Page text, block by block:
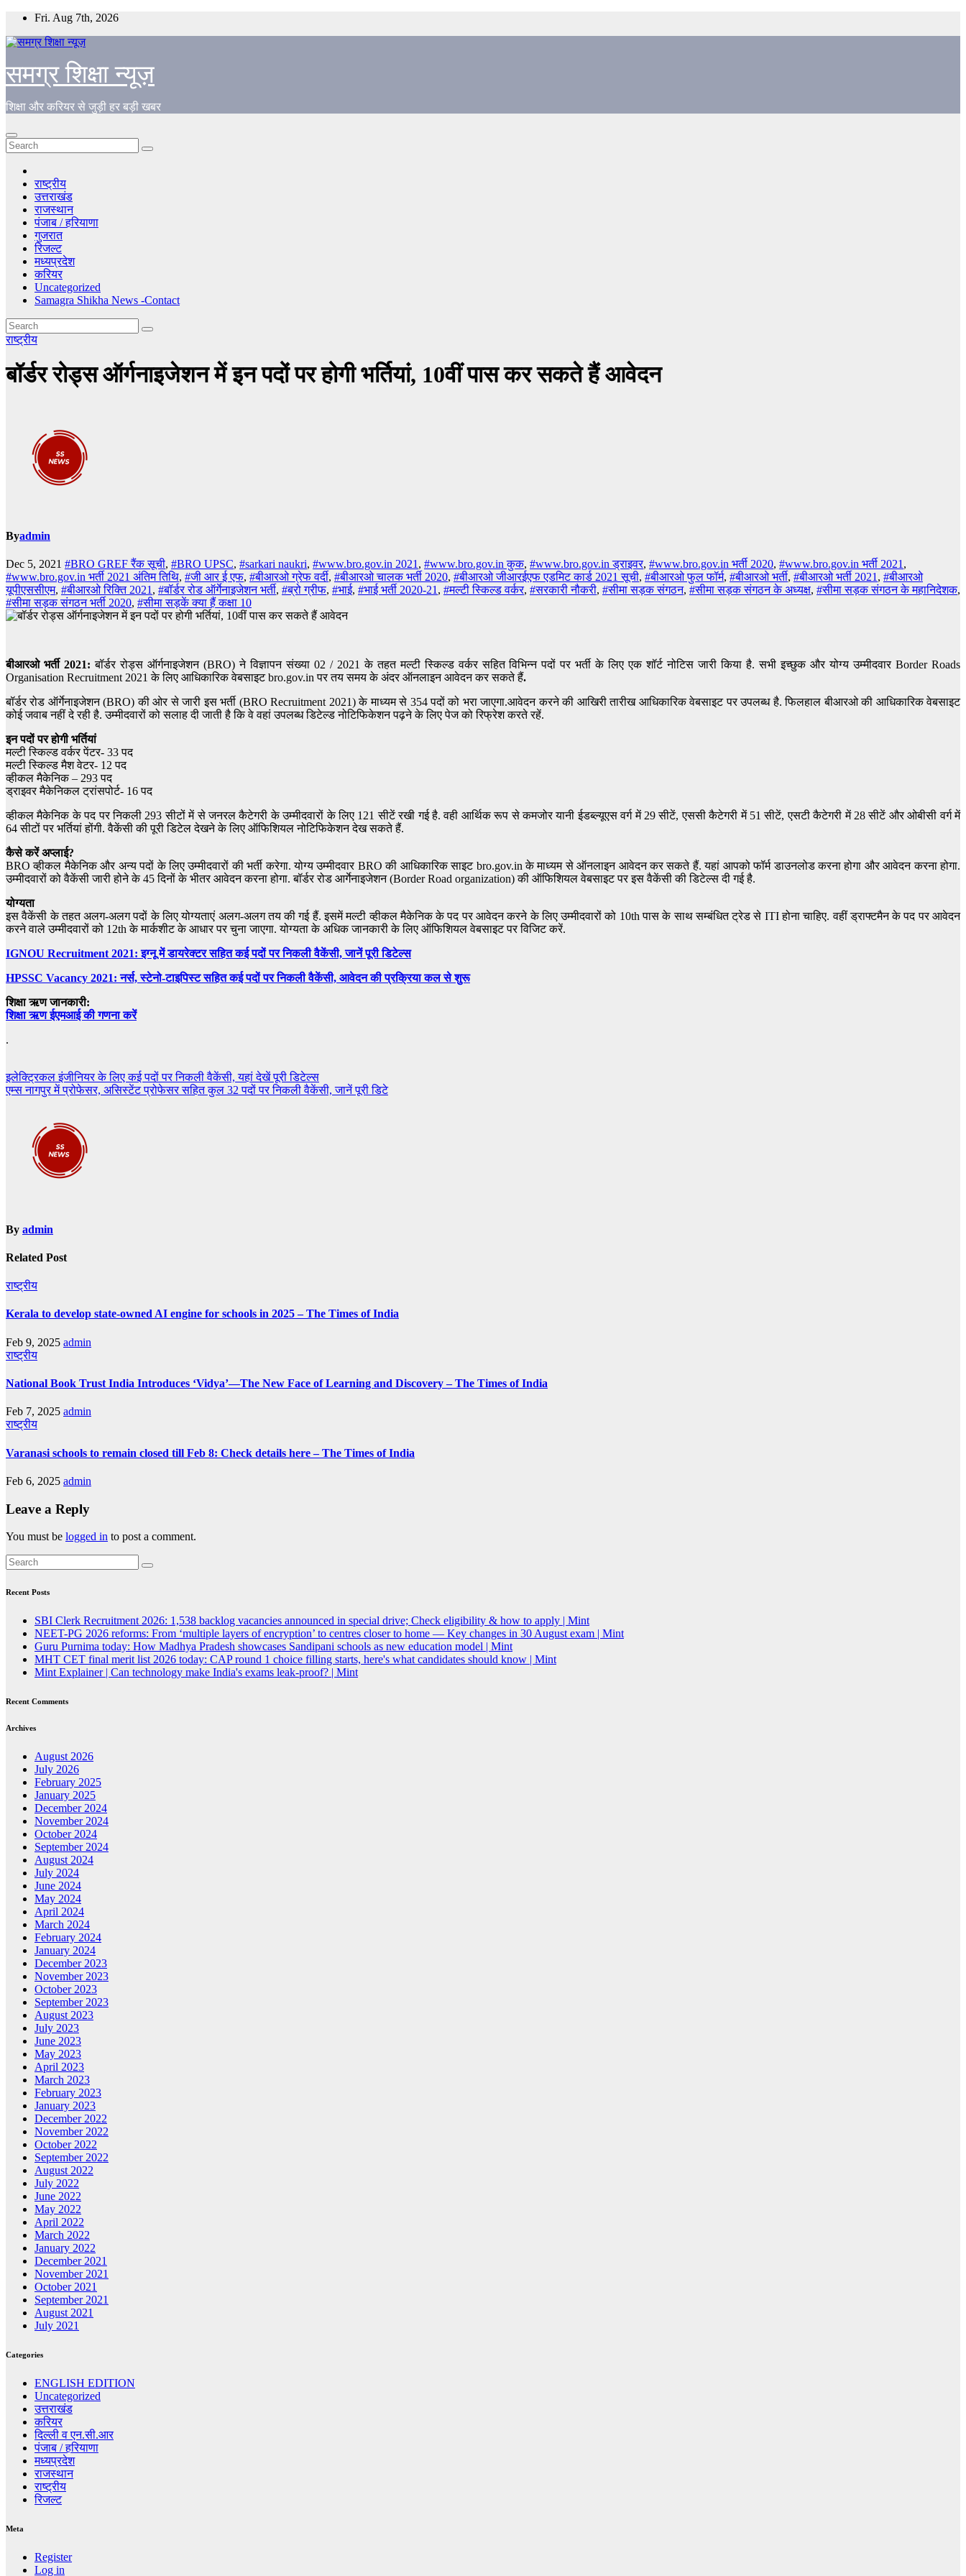
Skip
content
Fri. Aug 7th, 2026
समग्र शिक्षा न्यूज़
शिक्षा और करियर से जुड़ी हर बड़ी खबर
राष्ट्रीय
उत्तराखंड
राजस्थान
पंजाब / हरियाणा
गुजरात
रिजल्ट
मध्यप्रदेश
करियर
Uncategorized
Samagra Shikha News -Contact
राष्ट्रीय
बॉर्डर रोड्स ऑर्गनाइजेशन में इन पदों पर होगी भर्तियां, 10वीं पास कर सकते हैं आवेदन
Byadmin
Dec 5, 2021 #BRO GREF रैंक सूची, #BRO UPSC, #sarkari naukri, #www.bro.gov.in 2021, #www.bro.gov.in कुक, #www.bro.gov.in ड्राइवर, #www.bro.gov.in भर्ती 2020, #www.bro.gov.in भर्ती 2021,
#www.bro.gov.in भर्ती 2021 अंतिम तिथि, #जी आर ई एफ, #बीआरओ ग्रेफ वर्दी, #बीआरओ चालक भर्ती 2020, #बीआरओ जीआरईएफ एडमिट कार्ड 2021 सूची, #बीआरओ फुल फॉर्म, #बीआरओ भर्ती, #बीआरओ भर्ती 2021, #बीआरओ
यूपीएससीएम, #बीआरओ रिक्ति 2021, #बॉर्डर रोड ऑर्गेनाइजेशन भर्ती, #ब्रो ग्रीफ, #भाई, #भाई भर्ती 2020-21, #मल्टी स्किल्ड वर्कर, #सरकारी नौकरी, #सीमा सड़क संगठन, #सीमा सड़क संगठन के अध्यक्ष, #सीमा सड़क संगठन के महानिदेशक,
#सीमा सड़क संगठन भर्ती 2020, #सीमा सड़कें क्या हैं कक्षा 10
बीआरओ भर्ती 2021:बॉर्डर रोड्स ऑर्गनाइजेशन(BRO) ने विज्ञापन संख्या 02 / 2021 के तहत मल्टी स्किल्ड वर्कर सहित विभिन्न पदों पर भर्ती के लिए एक शॉर्ट नोटिस जारी किया है. सभी इच्छुक और योग्य उम्मीदवार Border Roads
Organisation Recruitment 2021 के लिए आधिकारिक वेबसाइट bro.gov.in पर तय समय के अंदर ऑनलाइन आवेदन कर सकते हैं.
बॉर्डर रोड ऑर्गेनाइजेशन (BRO) की ओर से जारी इस भर्ती (BRO Recruitment 2021) के माध्यम से 354 पदों को भरा जाएगा.आवेदन करने की आखिरी तारीख आधिकारिक वेबसाइट पर उपलब्ध है. फिलहाल बीआरओ की आधिकारिक वेबसाइट
कोई जवाब नहीं दे रही है. उम्मीदवारों को सलाह दी जाती है कि वे वहां उपलब्ध डिटेल्ड नोटिफिकेशन पढ़ने के लिए पेज को रिफ्रेश करते रहें.
इन पदों पर होगी भर्तियां
मल्टी स्किल्ड वर्कर पेंटर- 33 पद
मल्टी स्किल्ड मैश वेटर- 12 पद
व्हीकल मैकेनिक – 293 पद
ड्राइवर मैकेनिकल ट्रांसपोर्ट- 16 पद
व्हीकल मैकेनिक के पद पर निकली 293 सीटों में से जनरल कैटेगरी के उम्मीदवारों के लिए 121 सीटें रखी गई है. वही आर्थिक रूप से कमजोर यानी ईडब्ल्यूएस वर्ग में 29 सीटें, एससी कैटेगरी में 51 सीटें, एसटी कैटेगरी में 28 सीटें और ओबीसी वर्ग में
64 सीटों पर भर्तियां होंगी. वैकेंसी की पूरी डिटेल देखने के लिए ऑफिशियल नोटिफिकेशन देख सकते हैं.
कैसे करें अप्लाई?
BRO व्हीकल मैकेनिक और अन्य पदों के लिए उम्मीदवारों की भर्ती करेगा. योग्य उम्मीदवार BRO की आधिकारिक साइट bro.gov.in के माध्यम से ऑनलाइन आवेदन कर सकते हैं. यहां आपको फॉर्म डाउनलोड करना होगा और आवेदन करना होगा.
उम्मीदवारों को वैकेंसी जारी होने के 45 दिनों के भीतर आवेदन करना होगा. बॉर्डर रोड आर्गेनाइजेशन (Border Road organization) की ऑफिशियल वेबसाइट पर इस वैकेंसी की डिटेल्स दी गई है.
योग्यता
इस वैकेंसी के तहत अलग-अलग पदों के लिए योग्यताएं अलग-अलग तय की गई हैं. इसमें मल्टी व्हीकल मैकेनिक के पद पर आवेदन करने के लिए उम्मीदवारों को 10th पास के साथ सम्बंधित ट्रेड से ITI होना चाहिए. वहीं ड्राफ्टमैन के पद पर आवेदन
करने वाले उम्मीदवारों को 12th के मार्कशीट के आधार पर चुना जाएगा. योग्यता के अधिक जानकारी के लिए ऑफिशियल वेबसाइट पर विजिट करें.
IGNOU Recruitment 2021: इग्नू में डायरेक्टर सहित कई पदों पर निकली वैकेंसी, जानें पूरी डिटेल्स
HPSSC Vacancy 2021: नर्स, स्टेनो-टाइपिस्ट सहित कई पदों पर निकली वैकेंसी, आवेदन की प्रक्रिया कल से शुरू
शिक्षा ऋण जानकारी:
शिक्षा ऋण ईएमआई की गणना करें
.
Post
navigation
इलेक्ट्रिकल इंजीनियर के लिए कई पदों पर निकली वैकेंसी, यहां देखें पूरी डिटेल्स
एम्स नागपुर में प्रोफेसर, असिस्टेंट प्रोफेसर सहित कुल 32 पदों पर निकली वैकेंसी, जानें पूरी डिटे
By admin
Related Post
राष्ट्रीय
Kerala to develop state-owned AI engine for schools in 2025 – The Times of India
Feb 9, 2025 admin
राष्ट्रीय
National Book Trust India Introduces ‘Vidya’—The New Face of Learning and Discovery – The Times of India
Feb 7, 2025 admin
राष्ट्रीय
Varanasi schools to remain closed till Feb 8: Check details here – The Times of India
Feb 6, 2025 admin
Leave a Reply
You must be logged in to post a comment.
Recent Posts
SBI Clerk Recruitment 2026: 1,538 backlog vacancies announced in special drive; Check eligibility & how to apply | Mint
NEET-PG 2026 reforms: From ‘multiple layers of encryption’ to centres closer to home — Key changes in 30 August exam | Mint
Guru Purnima today: How Madhya Pradesh showcases Sandipani schools as new education model | Mint
MHT CET final merit list 2026 today: CAP round 1 choice filling starts, here's what candidates should know | Mint
Mint Explainer | Can technology make India's exams leak-proof? | Mint
Recent Comments
Archives
August 2026
July 2026
February 2025
January 2025
December 2024
November 2024
October 2024
September 2024
August 2024
July 2024
June 2024
May 2024
April 2024
March 2024
February 2024
January 2024
December 2023
November 2023
October 2023
September 2023
August 2023
July 2023
June 2023
May 2023
April 2023
March 2023
February 2023
January 2023
December 2022
November 2022
October 2022
September 2022
August 2022
July 2022
June 2022
May 2022
April 2022
March 2022
January 2022
December 2021
November 2021
October 2021
September 2021
August 2021
July 2021
Categories
ENGLISH EDITION
Uncategorized
उत्तराखंड
करियर
दिल्ली व एन.सी.आर
पंजाब / हरियाणा
मध्यप्रदेश
राजस्थान
राष्ट्रीय
रिजल्ट
Meta
Register
Log in